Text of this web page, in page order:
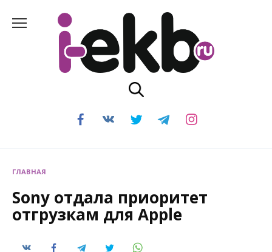
содержанию
ГЛАВНАЯ
Sony отдала приоритет
отгрузкам для Apple